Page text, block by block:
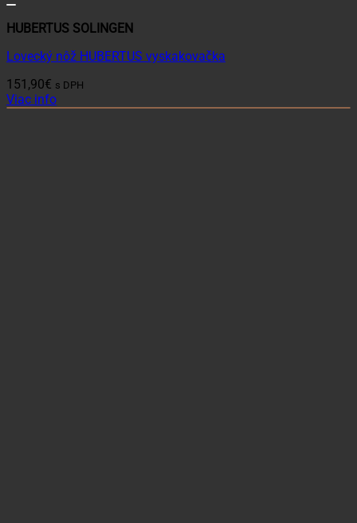
HUBERTUS SOLINGEN
Lovecký nôž HUBERTUS vyskakovačka
151,90€ s DPH
Viac info